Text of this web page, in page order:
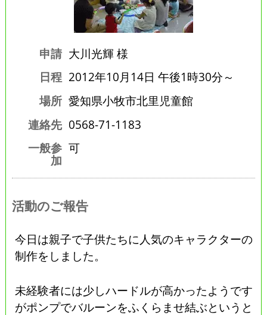
申請 大川光輝 様
日程 2012年10月14日 午後1時30分～
場所 愛知県小牧市北里児童館
連絡先 0568-71-1183
一般参
加
可
活動のご報告
今日は親子で子供たちに人気のキャラクターの
制作をしました。
未経験者には少しハードルが高かったようです
がポンプでバルーンをふくらませ結ぶというと